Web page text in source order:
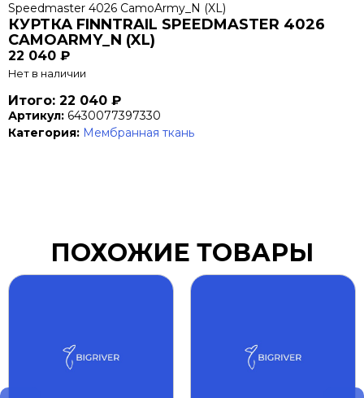
Speedmaster 4026 CamoArmy_N (XL)
КУРТКА FINNTRAIL SPEEDMASTER 4026
CAMOARMY_N (XL)
22 040 ₽
Нет в наличии
Итого: 22 040 ₽
Артикул: 6430077397330
Категория: Мембранная ткань
ПОХОЖИЕ ТОВАРЫ